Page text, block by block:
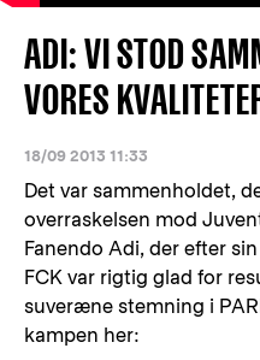
ADI: VI STOD
VORES
18/09 2013 11:33
Det var sammenholdet,
overraskelsen mod
Fanendo Adi, der efter
FCK var rigtig glad for
suveræne stemning i
kampen her: